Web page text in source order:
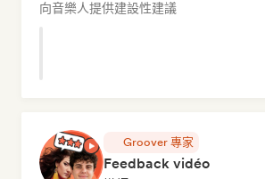
向音樂人提供建設性建議
Groover 專家
Feedback vidéo